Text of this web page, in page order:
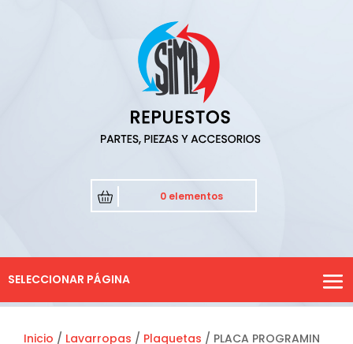
0 elementos
SELECCIONAR PÁGINA
Inicio / Lavarropas / Plaquetas / PLACA PROGRAMIN